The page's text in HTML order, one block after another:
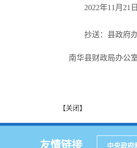
2022年11月21日
抄送：县政府
南华县财政局办公
【关闭】
友情链接 中央政府